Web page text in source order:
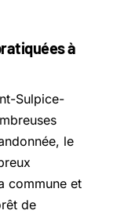
à
Sulpice-
le
commune et
de